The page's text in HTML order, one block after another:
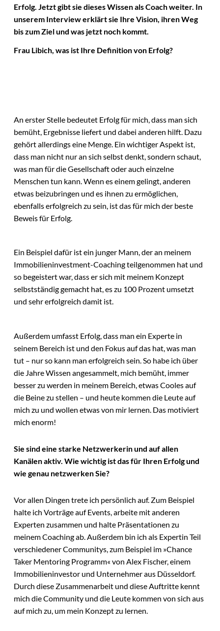
Erfolg. Jetzt gibt sie dieses Wissen als Coach weiter. In
unserem Interview erklärt sie Ihre Vision, ihren Weg
bis zum Ziel und was jetzt noch kommt.
Frau Libich, was ist Ihre Definition von Erfolg?
An erster Stelle bedeutet Erfolg für mich, dass man sich
bemüht, Ergebnisse liefert und dabei anderen hilft. Dazu
gehört allerdings eine Menge. Ein wichtiger Aspekt ist,
dass man nicht nur an sich selbst denkt, sondern schaut,
was man für die Gesellschaft oder auch einzelne
Menschen tun kann. Wenn es einem gelingt, anderen
etwas beizubringen und es ihnen zu ermöglichen,
ebenfalls erfolgreich zu sein, ist das für mich der beste
Beweis für Erfolg.
Ein Beispiel dafür ist ein junger Mann, der an meinem
Immobilieninvestment-Coaching teilgenommen hat und
so begeistert war, dass er sich mit meinem Konzept
selbstständig gemacht hat, es zu 100 Prozent umsetzt
und sehr erfolgreich damit ist.
Außerdem umfasst Erfolg, dass man ein Experte in
seinem Bereich ist und den Fokus auf das hat, was man
tut – nur so kann man erfolgreich sein. So habe ich über
die Jahre Wissen angesammelt, mich bemüht, immer
besser zu werden in meinem Bereich, etwas Cooles auf
die Beine zu stellen – und heute kommen die Leute auf
mich zu und wollen etwas von mir lernen. Das motiviert
mich enorm!
Sie sind eine starke Netzwerkerin und auf allen
Kanälen aktiv. Wie wichtig ist das für Ihren Erfolg und
wie genau netzwerken Sie?
Vor allen Dingen trete ich persönlich auf. Zum Beispiel
halte ich Vorträge auf Events, arbeite mit anderen
Experten zusammen und halte Präsentationen zu
meinem Coaching ab. Außerdem bin ich als Expertin Teil
verschiedener Communitys, zum Beispiel im »Chance
Taker Mentoring Programm« von Alex Fischer, einem
Immobilieninvestor und Unternehmer aus Düsseldorf.
Durch diese Zusammenarbeit und diese Auftritte kennt
mich die Community und die Leute kommen von sich aus
auf mich zu, um mein Konzept zu lernen.